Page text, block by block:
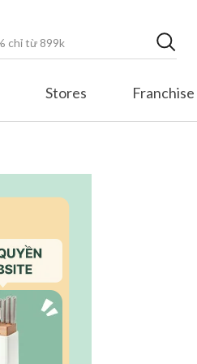
Stores Franchise